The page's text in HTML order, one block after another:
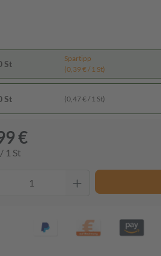
St
Spartipp
(0,39 € / 1 St)
St (0,47 € / 1 St)
€
1 St